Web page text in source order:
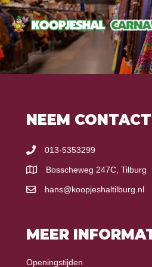
NEEM
013-5353299
Bosscheweg 247C, Tilburg
hans@koopjeshaltilburg.nl
MEER
Openingstijden